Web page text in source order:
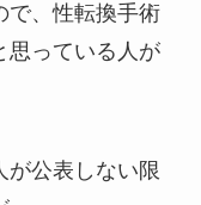
で、性転換手術
思っている人が
が公表しない限